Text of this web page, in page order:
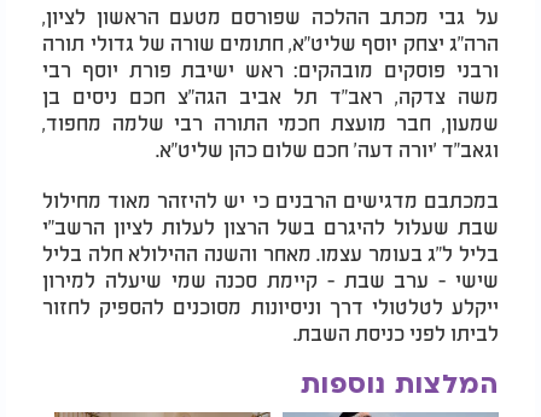
על גבי מכתב ההלכה שפורסם מטעם הראשון לציון,
הרה"ג יצחק יוסף שליט"א, חתומים שורה של גדולי תורה
ורבני פוסקים מובהקים: ראש ישיבת פורת יוסף רבי
משה צדקה, ראב"ד תל אביב הגה"צ חכם ניסים בן
שמעון, חבר מועצת חכמי התורה רבי שלמה מחפוד,
וגאב"ד 'יורה דעה' חכם שלום כהן שליט"א.
במכתבם מדגישים הרבנים כי יש להיזהר מאוד מחילול
שבת שעלול להיגרם בשל הרצון לעלות לציון הרשב"י
בליל ל"ג בעומר עצמו. מאחר והשנה ההילולא חלה בליל
שישי - ערב שבת - קיימת סכנה שמי שיעלה למירון
ייקלע לטלטולי דרך וניסיונות מסוכנים להספיק לחזור
לביתו לפני כניסת השבת.
המלצות נוספות